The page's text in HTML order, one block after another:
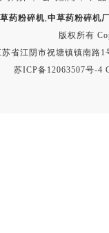
药粉碎机,中草药粉碎机
版权所有
苏省江阴市祝塘镇镇南路
苏ICP备12063507号-4